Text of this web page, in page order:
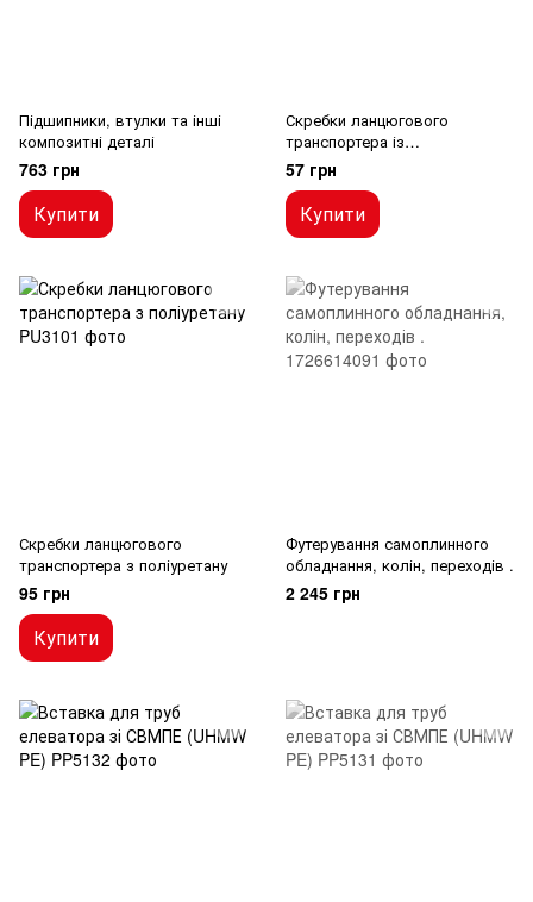
Підшипники, втулки та інші
композитні деталі
763 грн
Купити
Скребки ланцюгового
транспортера із
надвисокомолекулярного
поліетилену
57 грн
Купити
Скребки ланцюгового
транспортера з поліуретану
95 грн
Купити
Футерування самоплинного
обладнання, колін, переходів .
2 245 грн